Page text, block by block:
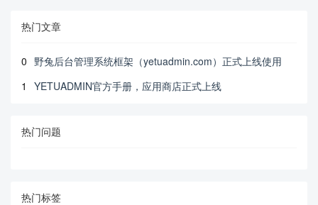
热门文章
0 野兔后台管理系统框架（yetuadmin.com）正式上线使用
1
YETUADMIN官方手册，应用商店正式上线
热门问题
热门标签